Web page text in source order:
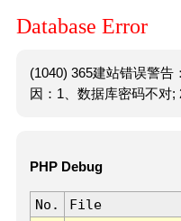
Database Error
(1040) 365建站错误警告
因：1、数据库密码不对;
PHP Debug
No. File